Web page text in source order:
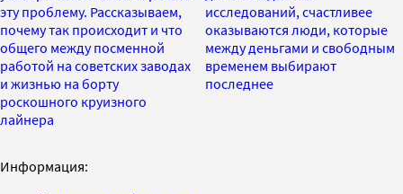
эту проблему. Рассказываем,
почему так происходит и что
общего между посменной
работой на советских заводах
и жизнью на борту
роскошного круизного
лайнера
исследований, счастливее
оказываются люди, которые
между деньгами и свободным
временем выбирают
последнее
Информация: